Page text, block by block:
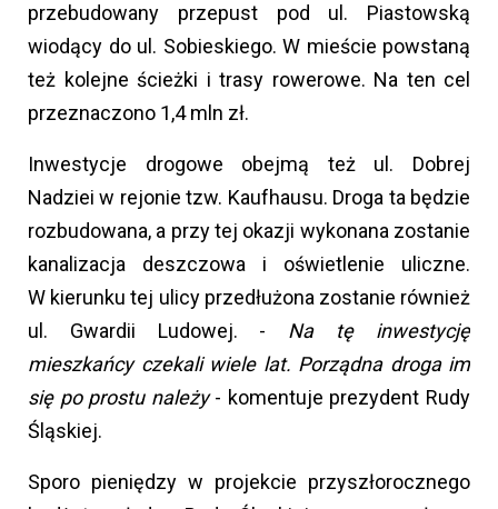
przebudowany przepust pod ul. Piastowską
wiodący do ul. Sobieskiego. W mieście powstaną
też kolejne ścieżki i trasy rowerowe. Na ten cel
przeznaczono 1,4 mln zł.
Inwestycje drogowe obejmą też ul. Dobrej
Nadziei w rejonie tzw. Kaufhausu. Droga ta będzie
rozbudowana, a przy tej okazji wykonana zostanie
kanalizacja deszczowa i oświetlenie uliczne.
W kierunku tej ulicy przedłużona zostanie również
ul. Gwardii Ludowej. - Na tę inwestycję
mieszkańcy czekali wiele lat. Porządna droga im
się po prostu należy- komentuje prezydent Rudy
Śląskiej.
Sporo pieniędzy w projekcie przyszłorocznego